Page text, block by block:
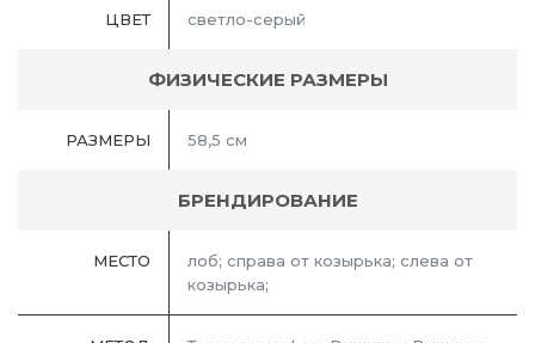
ЦВЕТ светло-серый
ФИЗИЧЕСКИЕ РАЗМЕРЫ
РАЗМЕРЫ 58,5 см
БРЕНДИРОВАНИЕ
МЕСТО
лоб; справа от козырька; слева от
козырька;